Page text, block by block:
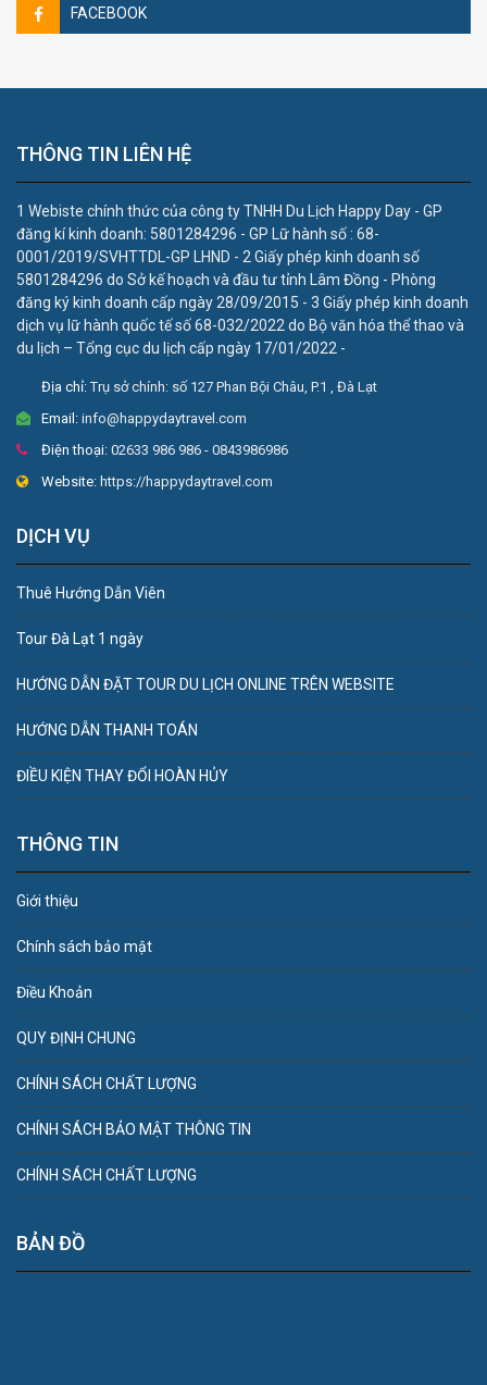
FACEBOOK
THÔNG TIN LIÊN HỆ
1 Webiste chính thức của công ty TNHH Du Lịch Happy Day - GP
đăng kí kinh doanh: 5801284296 - GP Lữ hành số : 68-
0001/2019/SVHTTDL-GP LHND - 2 Giấy phép kinh doanh số
5801284296 do Sở kế hoạch và đầu tư tỉnh Lâm Đồng - Phòng
đăng ký kinh doanh cấp ngày 28/09/2015 - 3 Giấy phép kinh doanh
dịch vụ lữ hành quốc tế số 68-032/2022 do Bộ văn hóa thể thao và
du lịch – Tổng cục du lịch cấp ngày 17/01/2022 -
Địa chỉ:Trụ sở chính: số 127 Phan Bội Châu, P.1 , Đà Lạt
Email: info@happydaytravel.com
Điện thoại: 02633 986 986 - 0843986986
Website: https://happydaytravel.com
DỊCH VỤ
Thuê Hướng Dẫn Viên
Tour Đà Lạt 1 ngày
HƯỚNG DẪN ĐẶT TOUR DU LỊCH ONLINE TRÊN WEBSITE
HƯỚNG DẪN THANH TOÁN
ĐIỀU KIỆN THAY ĐỔI HOÀN HỦY
THÔNG TIN
Giới thiệu
Chính sách bảo mật
Điều Khoản
QUY ĐỊNH CHUNG
CHÍNH SÁCH CHẤT LƯỢNG
CHÍNH SÁCH BẢO MẬT THÔNG TIN
CHÍNH SÁCH CHẤT LƯỢNG
BẢN ĐỒ